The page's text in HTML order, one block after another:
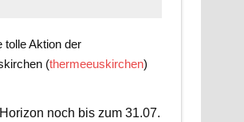
tolle Aktion der
(thermeeuskirchen)
noch bis zum 31.07.